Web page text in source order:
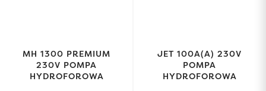
MH 1300 PREMIUM
230V POMPA
HYDROFOROWA
JET 100A(A) 230V
POMPA
HYDROFOROWA